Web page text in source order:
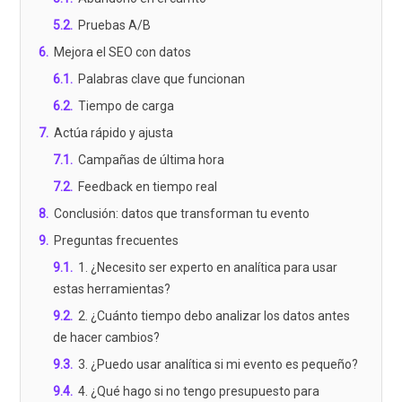
5.2. Pruebas A/B
6. Mejora el SEO con datos
6.1 . Palabras clave que funcionan
6.2. Tiempo de carga
7. Actúa rápido y ajusta
7.1 . Campañas de última hora
7.2. Feedback en tiempo real
8. Conclusión: datos que transforman tu evento
9. Preguntas frecuentes
9.1 . 1. ¿Necesito ser experto en analítica para usar
estas herramientas?
9.2. 2. ¿Cuánto tiempo debo analizar los datos antes
de hacer cambios?
9.3. 3. ¿Puedo usar analítica si mi evento es pequeño?
9.4. 4. ¿Qué hago si no tengo presupuesto para